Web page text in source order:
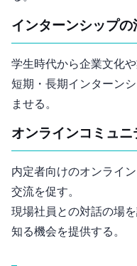
インターンシップの
学生時代から企業文化
短期・長期インターン
ませる。
オンラインコミュニ
内定者向けのオンライン
交流を促す。
現場社員との対話の場
知る機会を提供する。